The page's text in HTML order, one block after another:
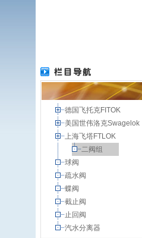
德国飞托克FITOK
美国世伟洛克Swagelok
上海飞塔FTLOK
二阀组
球阀
疏水阀
蝶阀
截止阀
止回阀
汽水分离器